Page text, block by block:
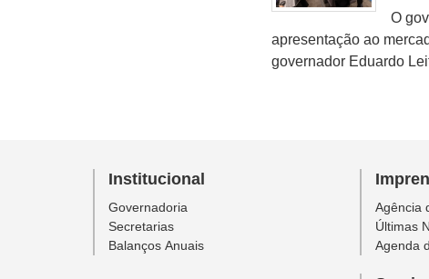
O
apresentação ao
governador Eduardo
Institucional
Governadoria
Secretarias
Balanços Anuais
Agência
Últimas
Agenda